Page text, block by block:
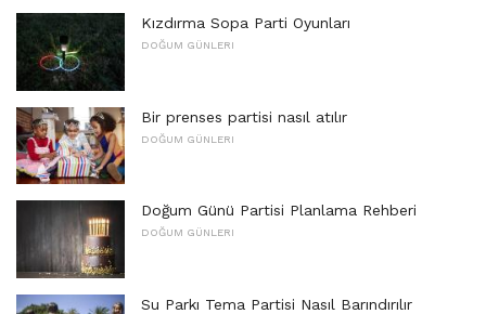
Kızdırma Sopa Parti Oyunları
DOĞUM GÜNLERI
Bir prenses partisi nasıl atılır
DOĞUM GÜNLERI
Doğum Günü Partisi Planlama Rehberi
DOĞUM GÜNLERI
Su Parkı Tema Partisi Nasıl Barındırılır